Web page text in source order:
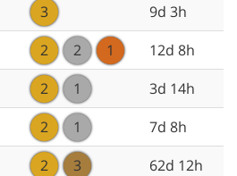
3
9d 3h
2 2 1
12d 8h
2 1
3d 14h
2 1
7d 8h
2 3
62d 12h